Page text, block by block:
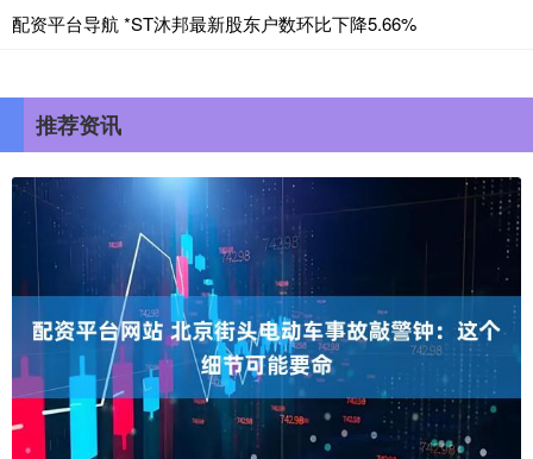
配资平台导航 *ST沐邦最新股东户数环比下降5.66%
推荐资讯